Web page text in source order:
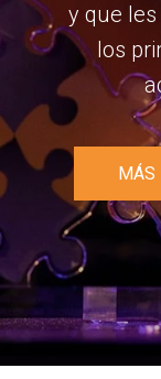
y que les
los
MÁS